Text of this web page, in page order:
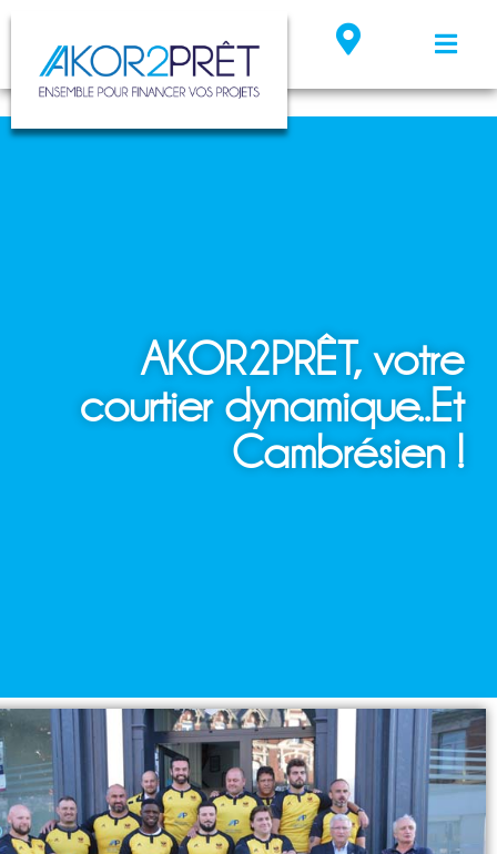
AKOR2PRÊT, votre
courtier dynamique..Et
Cambrésien !